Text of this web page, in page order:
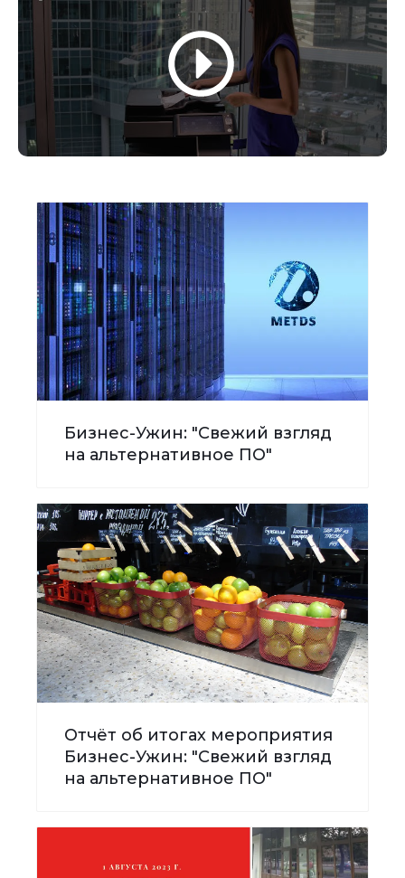
Бизнес-Ужин: "Свежий взгляд
на альтернативное ПО"
Отчёт об итогах мероприятия
Бизнес-Ужин: "Свежий взгляд
на альтернативное ПО"